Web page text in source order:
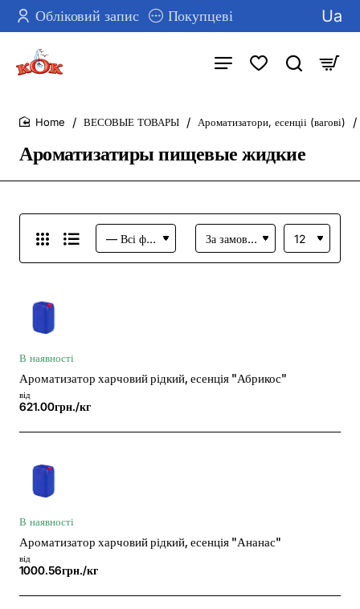
Обліковий запис Покупцеві Ua
Ароматизатиры пищевые жидкие
ВЕСОВЫЕ ТОВАРЫ Ароматизатори, есенціі (вагові)
В наявності
Ароматизатор харчовий рідкий, есенція "Абрикос"
від
621.00грн./кг
В наявності
Ароматизатор харчовий рідкий, есенція "Ананас"
від
1000.56грн./кг